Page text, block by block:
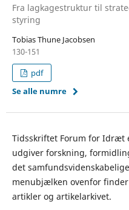
Fra lagkagestruktur til
styring
Tobias Thune Jacobsen
130-151
pdf
Se alle numre
Tidsskriftet Forum for Idræt
udgiver forskning,
det
menubjælken ovenfor
artikler og artikelarkivet.